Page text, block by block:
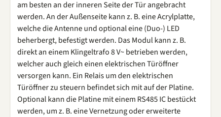
am besten an der inneren Seite der Tür angebracht
werden. An der Außenseite kann z. B. eine Acrylplatte,
welche die Antenne und optional eine (Duo-) LED
beherbergt, befestigt werden. Das Modul kann z. B.
direkt an einem Klingeltrafo 8 V~ betrieben werden,
welcher auch gleich einen elektrischen Türöffner
versorgen kann. Ein Relais um den elektrischen
Türöffner zu steuern befindet sich mit auf der Platine.
Optional kann die Platine mit einem RS485 IC bestückt
werden, um z. B. eine Vernetzung oder erweiterte